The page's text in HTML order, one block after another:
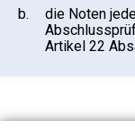
b.
die Noten
Artikel 22